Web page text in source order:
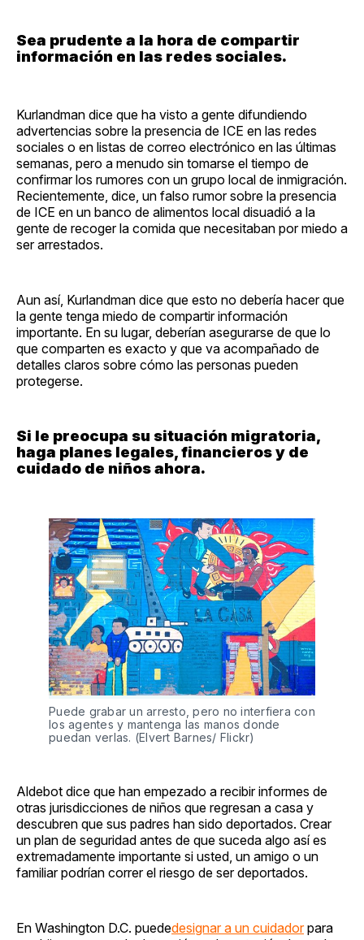
Sea prudente a la hora de compartir
información en las redes sociales.
Kurlandman dice que ha visto a gente difundiendo
advertencias sobre la presencia de ICE en las redes
sociales o en listas de correo electrónico en las últimas
semanas, pero a menudo sin tomarse el tiempo de
confirmar los rumores con un grupo local de inmigración.
Recientemente, dice, un falso rumor sobre la presencia
de ICE en un banco de alimentos local disuadió a la
gente de recoger la comida que necesitaban por miedo a
ser arrestados.
Aun así, Kurlandman dice que esto no debería hacer que
la gente tenga miedo de compartir información
importante. En su lugar, deberían asegurarse de que lo
que comparten es exacto y que va acompañado de
detalles claros sobre cómo las personas pueden
protegerse.
Si le preocupa su situación migratoria,
haga planes legales, financieros y de
cuidado de niños ahora.
Puede grabar un arresto, pero no interfiera con
los agentes y mantenga las manos donde
puedan verlas. (Elvert Barnes/ Flickr)
Aldebot dice que han empezado a recibir informes de
otras jurisdicciones de niños que regresan a casa y
descubren que sus padres han sido deportados. Crear
un plan de seguridad antes de que suceda algo así es
extremadamente importante si usted, un amigo o un
familiar podrían correr el riesgo de ser deportados.
En Washington D.C. puededesignar a un cuidadorpara